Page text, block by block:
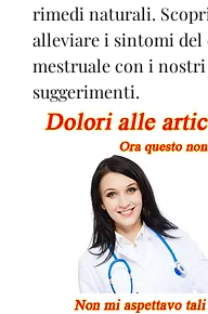
rimedi naturali.
alleviare i sintomi del
mestruale con i nostri
suggerimenti.